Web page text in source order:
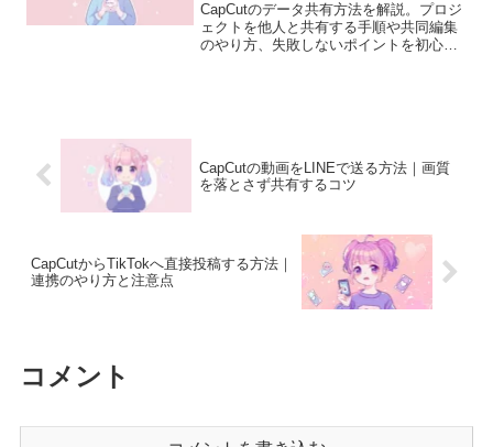
CapCutのデータ共有方法を解説。プロジ
ェクトを他人と共有する手順や共同編集
のやり方、失敗しないポイントを初心者
CapCutの動画をLINEで送る方法｜画質
を落とさず共有するコツ
CapCutからTikTokへ直接投稿する方法｜
連携のやり方と注意点
コメント